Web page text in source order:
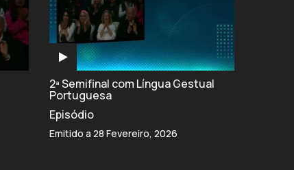
2ª Semifinal com Língua Gestual
Portuguesa
Episódio
Emitido a 28 Fevereiro, 2026